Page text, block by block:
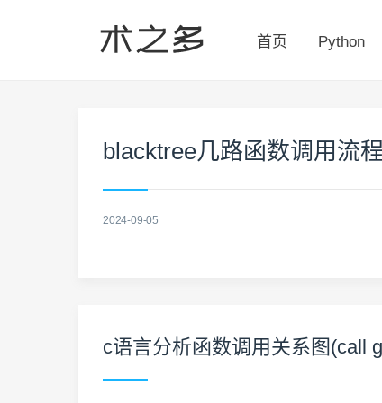
首页 Python
blacktree几路函数调用流程
2024-09-05
c语言分析函数调用关系图(call